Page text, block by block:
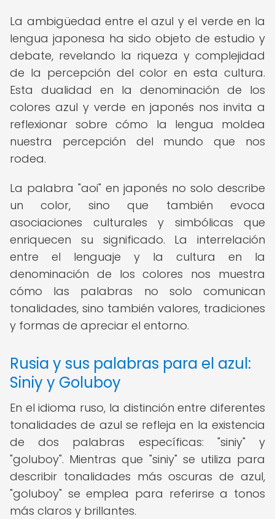
La ambigüedad entre el azul y el verde en la
lengua japonesa ha sido objeto de estudio y
debate, revelando la riqueza y complejidad
de la percepción del color en esta cultura.
Esta dualidad en la denominación de los
colores azul y verde en japonés nos invita a
reflexionar sobre cómo la lengua moldea
nuestra percepción del mundo que nos
rodea.
La palabra "aoi" en japonés no solo describe
un color, sino que también evoca
asociaciones culturales y simbólicas que
enriquecen su significado. La interrelación
entre el lenguaje y la cultura en la
denominación de los colores nos muestra
cómo las palabras no solo comunican
tonalidades, sino también valores, tradiciones
y formas de apreciar el entorno.
Rusia y sus palabras para el azul:
Siniy y Goluboy
En el idioma ruso, la distinción entre diferentes
tonalidades de azul se refleja en la existencia
de dos palabras específicas: "siniy" y
"goluboy". Mientras que "siniy" se utiliza para
describir tonalidades más oscuras de azul,
"goluboy" se emplea para referirse a tonos
más claros y brillantes.